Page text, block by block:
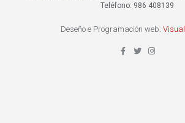
Teléfono: 986 408139
Deseño e Programación web: